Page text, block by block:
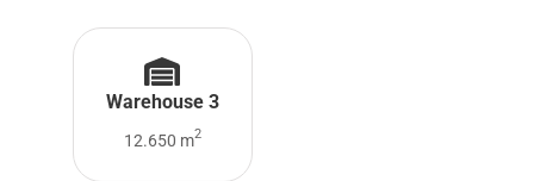
Warehouse 3
12.650 m2